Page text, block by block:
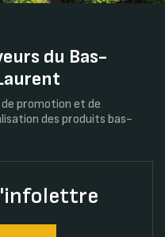
du Bas-
promotion et de
des produits bas-